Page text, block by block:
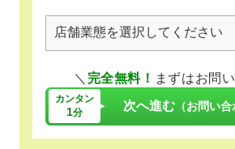
＼ 完全無料！ まずはお問
カンタン
1分 次へ進む （お問い合